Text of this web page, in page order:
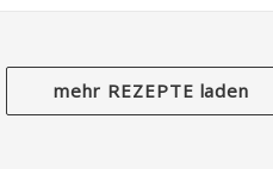
mehr REZEPTE laden